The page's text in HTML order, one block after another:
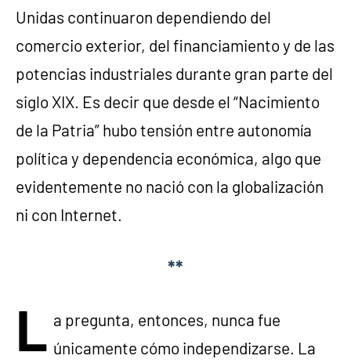
Unidas continuaron dependiendo del
comercio exterior, del financiamiento y de las
potencias industriales durante gran parte del
siglo XIX. Es decir que desde el “Nacimiento
de la Patria” hubo tensión entre autonomía
política y dependencia económica, algo que
evidentemente no nació con la globalización
ni con Internet.
**
L a pregunta, entonces, nunca fue
únicamente cómo independizarse. La